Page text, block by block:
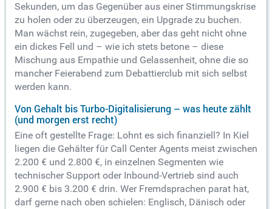
Sekunden, um das Gegenüber aus einer Stimmungskrise
zu holen oder zu überzeugen, ein Upgrade zu buchen.
Man wächst rein, zugegeben, aber das geht nicht ohne
ein dickes Fell und – wie ich stets betone – diese
Mischung aus Empathie und Gelassenheit, ohne die so
mancher Feierabend zum Debattierclub mit sich selbst
werden kann.
Von Gehalt bis Turbo-Digitalisierung – was heute zählt
(und morgen erst recht)
Eine oft gestellte Frage: Lohnt es sich finanziell? In Kiel
liegen die Gehälter für Call Center Agents meist zwischen
2.200 € und 2.800 €, in einzelnen Segmenten wie
technischer Support oder Inbound-Vertrieb sind auch
2.900 € bis 3.200 € drin. Wer Fremdsprachen parat hat,
darf gerne nach oben schielen: Englisch, Dänisch oder